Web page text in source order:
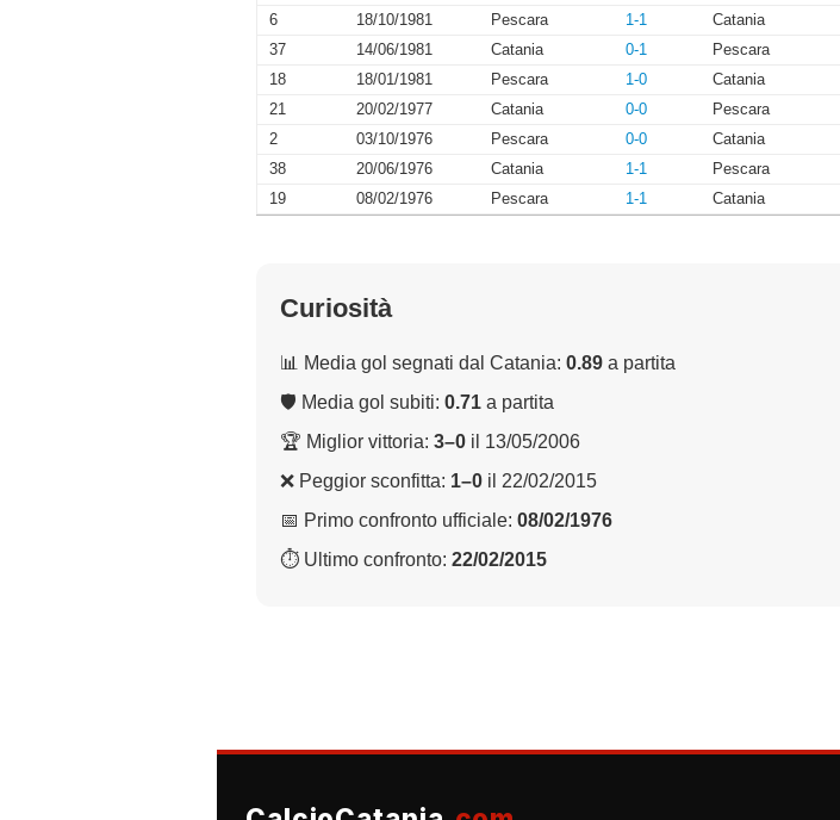
6
18/10/1981 Pescara 1-1 Catania
37
14/06/1981 Catania 0-1 Pescara
18
18/01/1981 Pescara 1-0 Catania
21
20/02/1977 Catania 0-0 Pescara
2
03/10/1976 Pescara 0-0 Catania
38
20/06/1976 Catania 1-1 Pescara
19
08/02/1976 Pescara 1-1 Catania
Curiosità
📊 Media gol segnati dal Catania: 0.89 a partita
🛡 Media gol subiti: 0.71 a partita
🏆 Miglior vittoria: 3–0 il 13/05/2006
❌ Peggior sconfitta: 1–0 il 22/02/2015
📅 Primo confronto ufficiale: 08/02/1976
⏱ Ultimo confronto: 22/02/2015